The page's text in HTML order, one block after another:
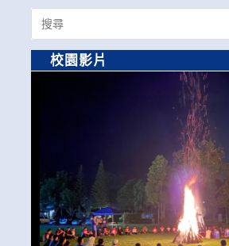
Search
for:
校園影片